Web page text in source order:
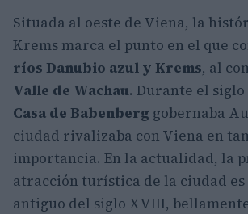
Situada al oeste de Viena, la
Krems marca el punto en el que
ríos Danubio azul y Krems, al
Valle de Wachau. Durante el
Casa de Babenberg gobernaba
ciudad rivalizaba con Viena en
importancia. En la actualidad, la
atracción turística de la ciudad es
antiguo del siglo XVIII,